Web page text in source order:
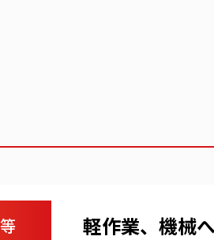
軽作業、機械